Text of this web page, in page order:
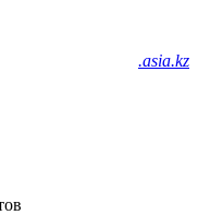
.asia.kz